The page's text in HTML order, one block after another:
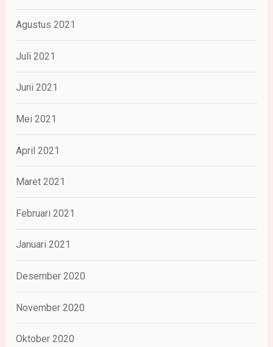
Agustus 2021
Juli 2021
Juni 2021
Mei 2021
April 2021
Maret 2021
Februari 2021
Januari 2021
Desember 2020
November 2020
Oktober 2020